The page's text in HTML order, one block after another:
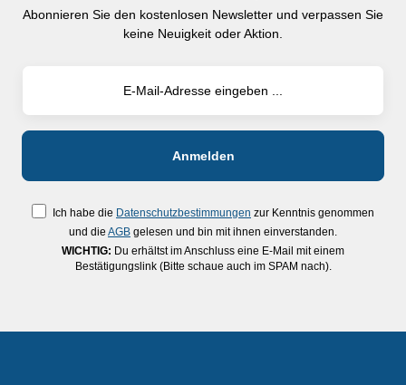
Abonnieren Sie den kostenlosen Newsletter und verpassen Sie
keine Neuigkeit oder Aktion.
Ich habe die Datenschutzbestimmungen zur Kenntnis genommen
und die AGB gelesen und bin mit ihnen einverstanden.
WICHTIG: Du erhältst im Anschluss eine E-Mail mit einem
Bestätigungslink (Bitte schaue auch im SPAM nach).